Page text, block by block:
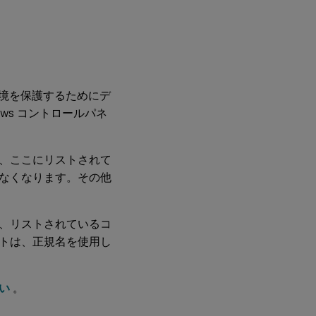
を保護するためにデ
コントロールパネ
ここにリストされて
くなります。その他
リストされているコ
は、正規名を使用し
。